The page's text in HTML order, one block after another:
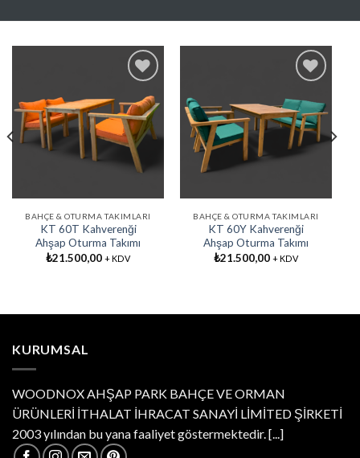
Favorilere
Ekle
BAHÇE & OTURMA TAKIMLARI
KT 60T Kahverenği
Ahşap Oturma Takımı
₺21.500,00 + KDV
Favorilere
Ekle
BAHÇE & OTURMA TAKIMLARI
KT 60Y Kahverenği
Ahşap Oturma Takımı
₺21.500,00 + KDV
KURUMSAL
WOODNOX AHŞAP PARK BAHÇE VE ORMAN
ÜRÜNLERİ İTHALAT İHRACAT SANAYİ LİMİTED ŞİRKETİ
2003 yılından bu yana faaliyet göstermektedir. [...]